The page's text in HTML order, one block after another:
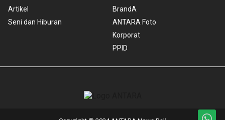
Artikel
Seni dan Hiburan
BrandA
ANTARA Foto
Korporat
PPID